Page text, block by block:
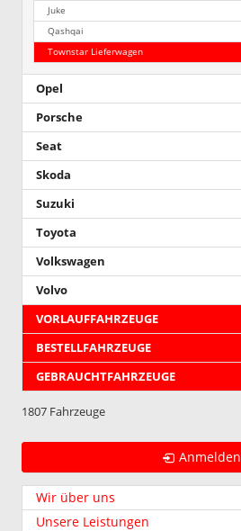
Juke
Qashqai
Townstar Lieferwagen
Opel
Porsche
Seat
Skoda
Suzuki
Toyota
Volkswagen
Volvo
VORLAUFFAHRZEUGE
BESTELLFAHRZEUGE
GEBRAUCHTFAHRZEUGE
1807 Fahrzeuge
Anmelden
Wir über uns
Unsere Leistungen